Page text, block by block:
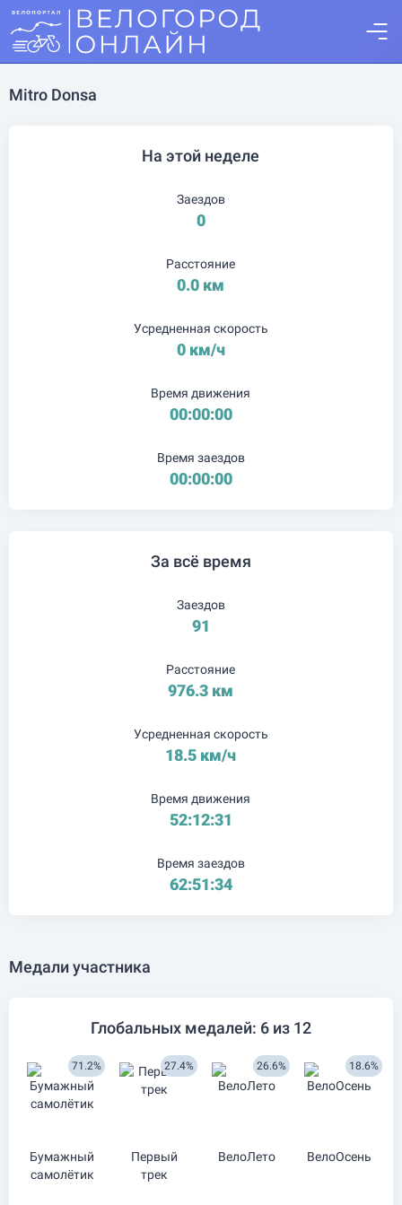
Mitro Donsa
На этой неделе
Заездов
0
Расстояние
0.0 км
Усредненная скорость
0 км/ч
Время движения
00:00:00
Время заездов
00:00:00
За всё время
Заездов
91
Расстояние
976.3 км
Усредненная скорость
18.5 км/ч
Время движения
52:12:31
Время заездов
62:51:34
Медали участника
Глобальных медалей: 6 из 12
Бумажный
самолётик
71.2%
Первый
трек
27.4%
ВелоЛето
26.6%
ВелоОсень
18.6%